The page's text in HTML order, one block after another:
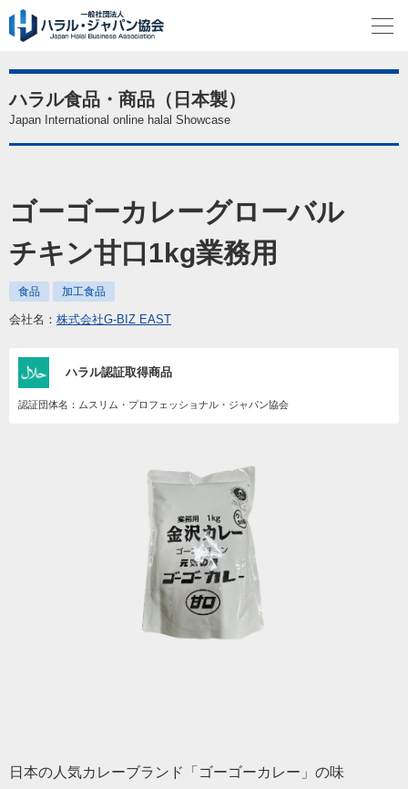
ハラル食品・商品（日本製）
Japan International online halal Showcase
ゴーゴーカレーグローバル
チキン甘口1kg業務用
食品 加工食品
会社名： 株式会社G-BIZ EAST
ハラル認証取得商品
認証団体名：ムスリム・プロフェッショナル・ジャパン協会
日本の人気カレーブランド「ゴーゴーカレー」の味